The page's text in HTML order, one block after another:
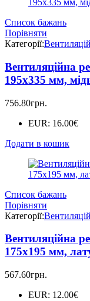
Список бажань
Порівняти
Категорії:
Вентиляційна
195х335 мм,
756.80грн.
EUR: 16.00€
Додати в кошик
Список бажань
Порівняти
Категорії:
Вентиляційна
175x195 мм,
567.60грн.
EUR: 12.00€